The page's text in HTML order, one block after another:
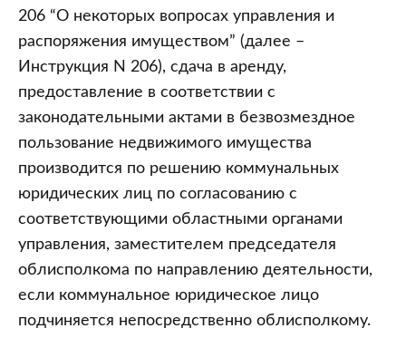
206 “О некоторых вопросах управления и
распоряжения имуществом” (далее –
Инструкция N 206), сдача в аренду,
предоставление в соответствии с
законодательными актами в безвозмездное
пользование недвижимого имущества
производится по решению коммунальных
юридических лиц по согласованию с
соответствующими областными органами
управления, заместителем председателя
облисполкома по направлению деятельности,
если коммунальное юридическое лицо
подчиняется непосредственно облисполкому.